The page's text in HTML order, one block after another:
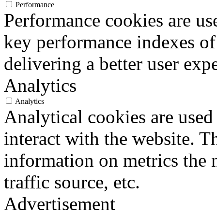
Performance
Performance cookies are
key performance indexes
delivering a better user
Analytics
Analytics
Analytical cookies are
interact with the website.
information on metrics the
traffic source, etc.
Advertisement